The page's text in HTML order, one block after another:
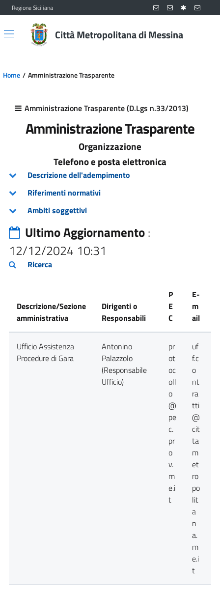
Vai al contenuto principale
Vai al menu principale
Regione Siciliana
Città Metropolitana di Messina
Home Amministrazione Trasparente
Amministrazione Trasparente (D.Lgs n.33/2013)
Amministrazione Trasparente
Organizzazione
Telefono e posta elettronica
Descrizione dell'adempimento
Riferimenti normativi
Ambiti soggettivi
Ultimo Aggiornamento:
12/12/2024 10:31
Ricerca
Descrizione/Sezione
amministrativa
Dirigenti o
Responsabili
P
E
C
E-
m
ail
Ufficio Assistenza
Procedure di Gara
Antonino
Palazzolo
(Responsabile
Ufficio)
pr
ot
oc
oll
o
@
pe
c.
pr
o
v.
m
e.i
t
uf
f.c
o
nt
ra
tti
@
cit
ta
m
et
ro
po
lit
a
n
a.
m
e.i
t